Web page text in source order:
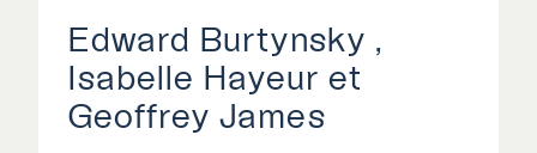
Edward Burtynsky
Isabelle Hayeur
Geoffrey James